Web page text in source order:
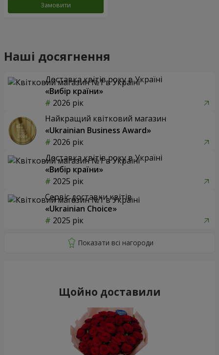
Замовити
Наші досягнення
Доставка квітів року в Україні
«Вибір країни»
2026 рік
Найкращий квітковий магазин
«Ukrainian Business Award»
2026 рік
Доставка квітів року в Україні
«Вибір країни»
2025 рік
Сервіс доставки квітів
«Ukrainian Choice»
2025 рік
Щойно доставили